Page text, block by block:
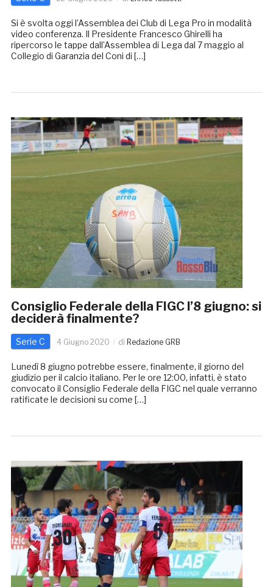
Si è svolta oggi l’Assemblea dei Club di Lega Pro in modalità
video conferenza. Il Presidente Francesco Ghirelli ha
ripercorso le tappe dall’Assemblea di Lega dal 7 maggio al
Collegio di Garanzia del Coni di […]
Consiglio Federale della FIGC l’8 giugno: si
deciderà finalmente?
Serie C 4 Giugno 2020 di Redazione GRB
Lunedì 8 giugno potrebbe essere, finalmente, il giorno del
giudizio per il calcio italiano. Per le ore 12:00, infatti, è stato
convocato il Consiglio Federale della FIGC nel quale verranno
ratificate le decisioni su come […]